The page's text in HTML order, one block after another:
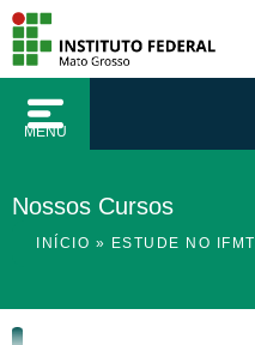
conteúdo
para
conteúdo
MENU
Nossos Cursos
INÍCIO » ESTUDE NO IFMT